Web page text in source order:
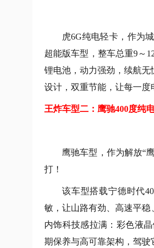
虎6G纯电轻卡，作为
超能版车型，整车总重9～
锂电池，动力强劲，续航无
设计，双重节能，让每一度
王炸车型二：鹰驰400度纯
鹰驰车型，作为解放“
打！
该车型搭载宁德时代
敏，让山路有劲、高速平
内饰科技感拉满：彩色液
期保养与高可靠架构，驾驶